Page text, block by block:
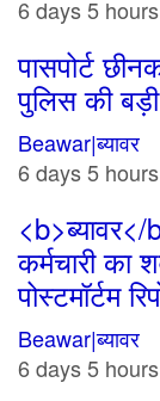
6 days 5
पासपोर्ट
पुलिस की
Beawar|ब्यावर
6 days 5
<b>ब्यावर</
कर्मचारी का
पोस्टमॉर्टम
Beawar|ब्यावर
6 days 5